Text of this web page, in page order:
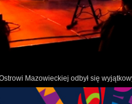
Mazowieckiej odbył się
oraz